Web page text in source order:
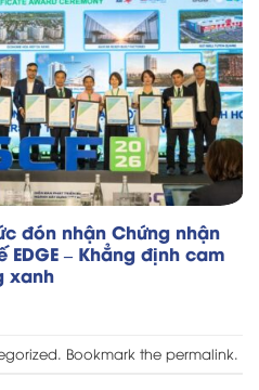
đón nhận Chứng nhận
– Khẳng định cam
xanh
. Bookmark the permalink.